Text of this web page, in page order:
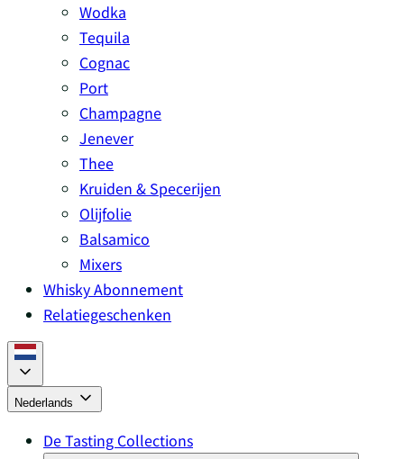
Wodka
Tequila
Cognac
Port
Champagne
Jenever
Thee
Kruiden & Specerijen
Olijfolie
Balsamico
Mixers
Whisky Abonnement
Relatiegeschenken
Nederlands
De Tasting Collections